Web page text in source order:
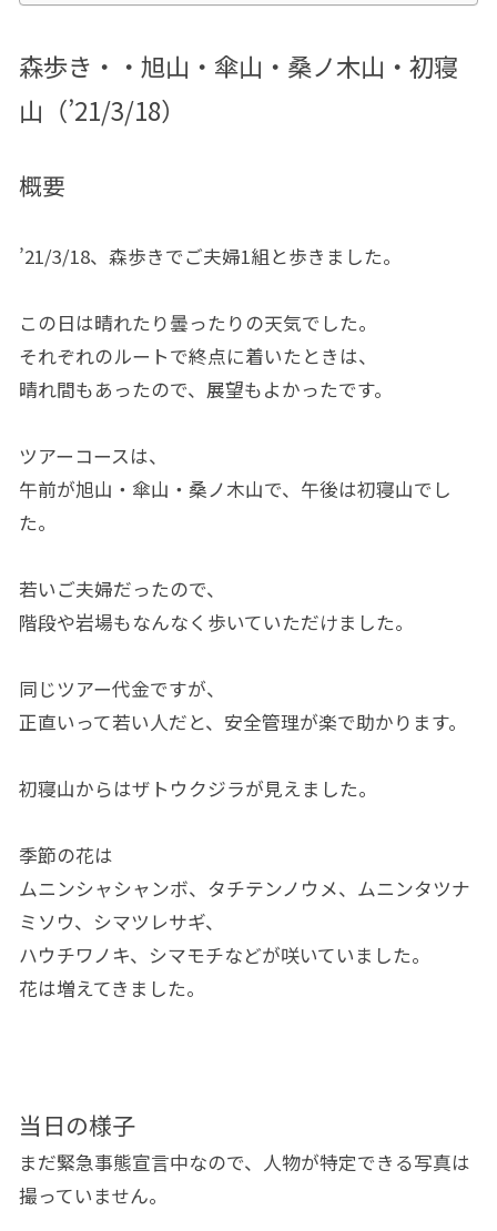
森歩き・・旭山・傘山・桑ノ木山・初寝
山（’21/3/18）
概要
’21/3/18、森歩きでご夫婦1組と歩きました。
この日は晴れたり曇ったりの天気でした。
それぞれのルートで終点に着いたときは、
晴れ間もあったので、展望もよかったです。
ツアーコースは、
午前が旭山・傘山・桑ノ木山で、午後は初寝山でし
た。
若いご夫婦だったので、
階段や岩場もなんなく歩いていただけました。
同じツアー代金ですが、
正直いって若い人だと、安全管理が楽で助かります。
初寝山からはザトウクジラが見えました。
季節の花は
ムニンシャシャンボ、タチテンノウメ、ムニンタツナ
ミソウ、シマツレサギ、
ハウチワノキ、シマモチなどが咲いていました。
花は増えてきました。
当日の様子
まだ緊急事態宣言中なので、人物が特定できる写真は
撮っていません。